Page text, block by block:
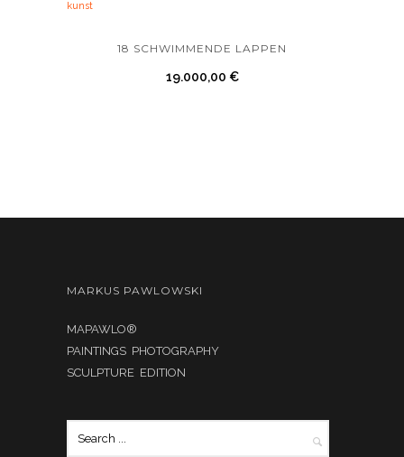
18 SCHWIMMENDE LAPPEN
19.000,00 €
MARKUS PAWLOWSKI
MAPAWLO®
PAINTINGS PHOTOGRAPHY
SCULPTURE EDITION